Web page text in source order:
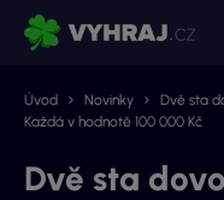
Úvod Novinky
Dvě sta
Každá v hodnotě 100 000 Kč
Dvě sta